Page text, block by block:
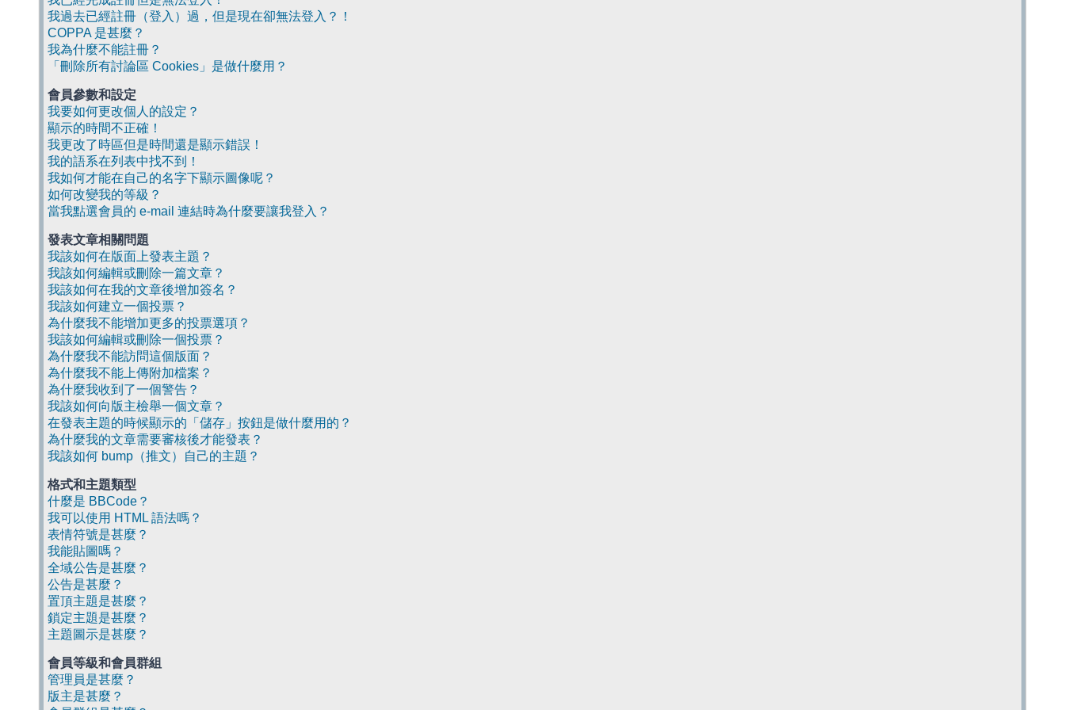
我過去已經註冊（登入）過，但是現在卻無法登入？！
COPPA 是甚麼？
我為什麼不能註冊？
「刪除所有討論區 Cookies」是做什麼用？
會員參數和設定
我要如何更改個人的設定？
顯示的時間不正確！
我更改了時區但是時間還是顯示錯誤！
我的語系在列表中找不到！
我如何才能在自己的名字下顯示圖像呢？
如何改變我的等級？
當我點選會員的 e-mail 連結時為什麼要讓我登入？
發表文章相關問題
我該如何在版面上發表主題？
我該如何編輯或刪除一篇文章？
我該如何在我的文章後增加簽名？
我該如何建立一個投票？
為什麼我不能增加更多的投票選項？
我該如何編輯或刪除一個投票？
為什麼我不能訪問這個版面？
為什麼我不能上傳附加檔案？
為什麼我收到了一個警告？
我該如何向版主檢舉一個文章？
在發表主題的時候顯示的「儲存」按鈕是做什麼用的？
為什麼我的文章需要審核後才能發表？
我該如何 bump（推文）自己的主題？
格式和主題類型
什麼是 BBCode？
我可以使用 HTML 語法嗎？
表情符號是甚麼？
我能貼圖嗎？
全域公告是甚麼？
公告是甚麼？
置頂主題是甚麼？
鎖定主題是甚麼？
主題圖示是甚麼？
會員等級和會員群組
管理員是甚麼？
版主是甚麼？